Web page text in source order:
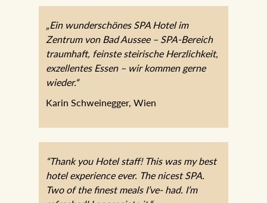
„Ein wunderschönes SPA Hotel im
Zentrum von Bad Aussee – SPA-Bereich
traumhaft, feinste steirische Herzlichkeit,
exzellentes Essen – wir kommen gerne
wieder.“
Karin Schweinegger, Wien
“Thank you Hotel staff! This was my best
hotel experience ever. The nicest SPA.
Two of the finest meals I’ve- had. I’m